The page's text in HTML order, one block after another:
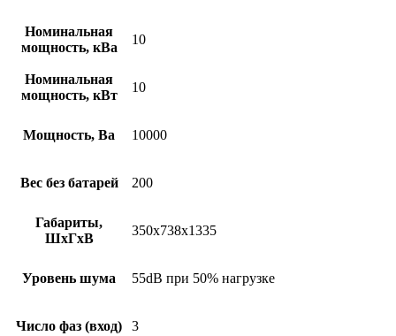
Номинальная
мощность, кВа
10
Номинальная
мощность, кВт
10
Мощность, Ва 10000
Вес без батарей 200
Габариты,
ШхГхВ
350x738x1335
Уровень шума 55dB при 50% нагрузке
Число фаз (вход) 3